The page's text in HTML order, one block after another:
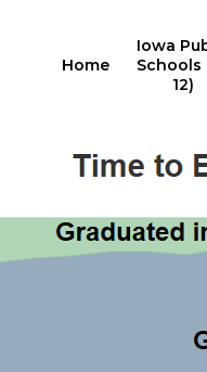
Home
Iowa
Schools
12)